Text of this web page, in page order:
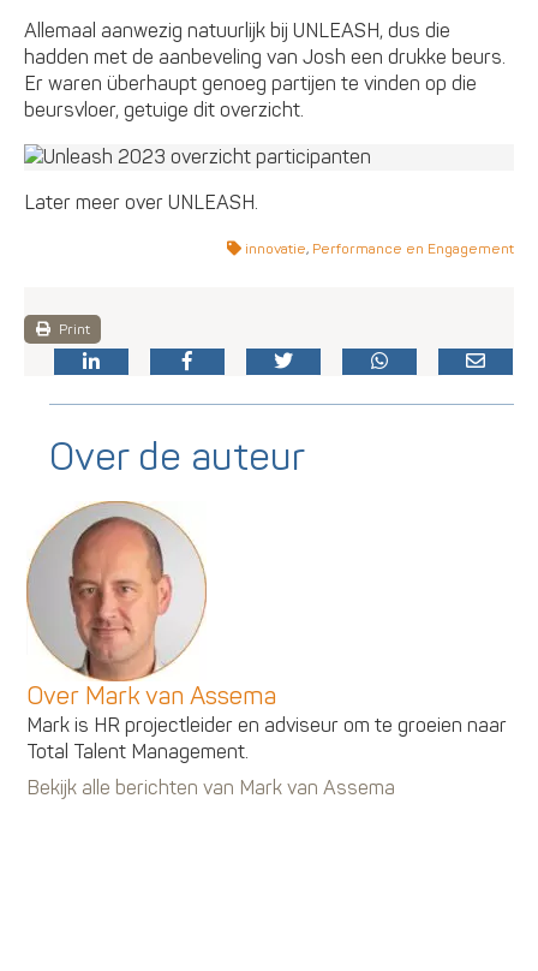
Allemaal aanwezig natuurlijk bij UNLEASH, dus die
hadden met de aanbeveling van Josh een drukke beurs.
Er waren überhaupt genoeg partijen te vinden op die
beursvloer, getuige dit overzicht.
Later meer over UNLEASH.
innovatie, Performance en Engagement
Print
Over de auteur
Over Mark van Assema
Mark is HR projectleider en adviseur om te groeien naar
Total Talent Management.
Bekijk alle berichten van Mark van Assema